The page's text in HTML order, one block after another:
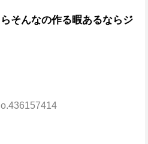
そんなの作る暇あるならジ